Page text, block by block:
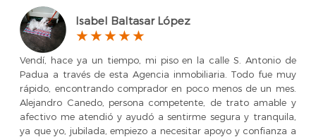
Isabel Baltasar López
Vendí, hace ya un tiempo, mi piso en la calle S. Antonio de
Padua a través de esta Agencia inmobiliaria. Todo fue muy
rápido, encontrando comprador en poco menos de un mes.
Alejandro Canedo, persona competente, de trato amable y
afectivo me atendió y ayudó a sentirme segura y tranquila,
ya que yo, jubilada, empiezo a necesitar apoyo y confianza a